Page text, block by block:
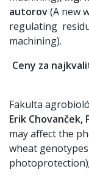
autorov(A new
regulating
machining).
Ceny za
Fakulta
Erik Chovanček,
may affect the
wheat
photoprotection);